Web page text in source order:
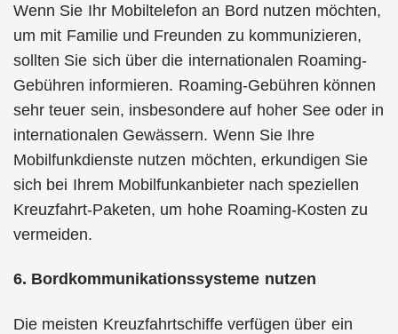
Wenn Sie Ihr Mobiltelefon an Bord nutzen möchten,
um mit Familie und Freunden zu kommunizieren,
sollten Sie sich über die internationalen Roaming-
Gebühren informieren. Roaming-Gebühren können
sehr teuer sein, insbesondere auf hoher See oder in
internationalen Gewässern. Wenn Sie Ihre
Mobilfunkdienste nutzen möchten, erkundigen Sie
sich bei Ihrem Mobilfunkanbieter nach speziellen
Kreuzfahrt-Paketen, um hohe Roaming-Kosten zu
vermeiden.
6. Bordkommunikationssysteme nutzen
Die meisten Kreuzfahrtschiffe verfügen über ein